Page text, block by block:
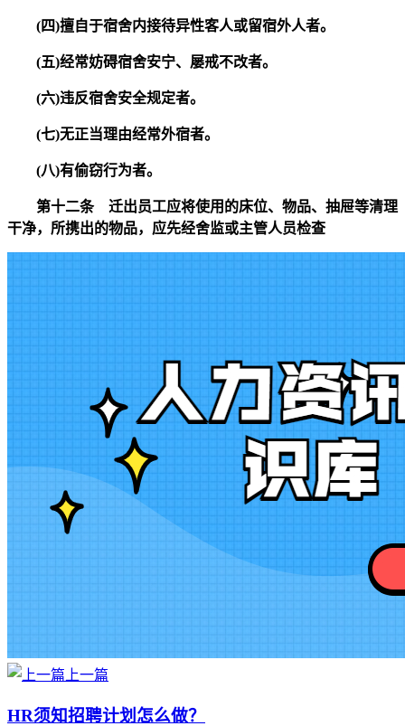
(四)擅自于宿舍内接待异性客人或留宿外人者。
(五)经常妨碍宿舍安宁、屡戒不改者。
(六)违反宿舍安全规定者。
(七)无正当理由经常外宿者。
(八)有偷窃行为者。
第十二条 迁出员工应将使用的床位、物品、抽屉等清理
干净，所携出的物品，应先经舍监或主管人员检查
上一篇
HR须知招聘计划怎么做？